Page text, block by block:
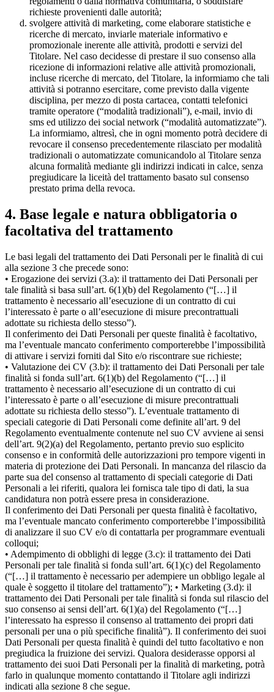
richieste provenienti dalle autorità;
svolgere attività di marketing, come elaborare statistiche e
ricerche di mercato, inviarle materiale informativo e
promozionale inerente alle attività, prodotti e servizi del
Titolare. Nel caso decidesse di prestare il suo consenso alla
ricezione di informazioni relative alle attività promozionali,
incluse ricerche di mercato, del Titolare, la informiamo che tali
attività si potranno esercitare, come previsto dalla vigente
disciplina, per mezzo di posta cartacea, contatti telefonici
tramite operatore (“modalità tradizionali”), e-mail, invio di
sms ed utilizzo dei social network (“modalità automatizzate”).
La informiamo, altresì, che in ogni momento potrà decidere di
revocare il consenso precedentemente rilasciato per modalità
tradizionali o automatizzate comunicandolo al Titolare senza
alcuna formalità mediante gli indirizzi indicati in calce, senza
pregiudicare la liceità del trattamento basato sul consenso
prestato prima della revoca.
4. Base legale e natura obbligatoria o
facoltativa del trattamento
Le basi legali del trattamento dei Dati Personali per le finalità di cui
alla sezione 3 che precede sono:
• Erogazione dei servizi (3.a): il trattamento dei Dati Personali per
tale finalità si basa sull’art. 6(1)(b) del Regolamento (“[…] il
trattamento è necessario all’esecuzione di un contratto di cui
l’interessato è parte o all’esecuzione di misure precontrattuali
adottate su richiesta dello stesso”).
Il conferimento dei Dati Personali per queste finalità è facoltativo,
ma l’eventuale mancato conferimento comporterebbe l’impossibilità
di attivare i servizi forniti dal Sito e/o riscontrare sue richieste;
• Valutazione dei CV (3.b): il trattamento dei Dati Personali per tale
finalità si fonda sull’art. 6(1)(b) del Regolamento (“[…] il
trattamento è necessario all’esecuzione di un contratto di cui
l’interessato è parte o all’esecuzione di misure precontrattuali
adottate su richiesta dello stesso”). L’eventuale trattamento di
speciali categorie di Dati Personali come definite all’art. 9 del
Regolamento eventualmente contenute nel suo CV avviene ai sensi
dell’art. 9(2)(a) del Regolamento, pertanto previo suo esplicito
consenso e in conformità delle autorizzazioni pro tempore vigenti in
materia di protezione dei Dati Personali. In mancanza del rilascio da
parte sua del consenso al trattamento di speciali categorie di Dati
Personali a lei riferiti, qualora lei fornisca tale tipo di dati, la sua
candidatura non potrà essere presa in considerazione.
Il conferimento dei Dati Personali per questa finalità è facoltativo,
ma l’eventuale mancato conferimento comporterebbe l’impossibilità
di analizzare il suo CV e/o di contattarla per programmare eventuali
colloqui;
• Adempimento di obblighi di legge (3.c): il trattamento dei Dati
Personali per tale finalità si fonda sull’art. 6(1)(c) del Regolamento
(“[…] il trattamento è necessario per adempiere un obbligo legale al
quale è soggetto il titolare del trattamento”); • Marketing (3.d): il
trattamento dei Dati Personali per tale finalità si fonda sul rilascio del
suo consenso ai sensi dell’art. 6(1)(a) del Regolamento (“[…]
l’interessato ha espresso il consenso al trattamento dei propri dati
personali per una o più specifiche finalità”). Il conferimento dei suoi
Dati Personali per questa finalità è quindi del tutto facoltativo e non
pregiudica la fruizione dei servizi. Qualora desiderasse opporsi al
trattamento dei suoi Dati Personali per la finalità di marketing, potrà
farlo in qualunque momento contattando il Titolare agli indirizzi
indicati alla sezione 8 che segue.